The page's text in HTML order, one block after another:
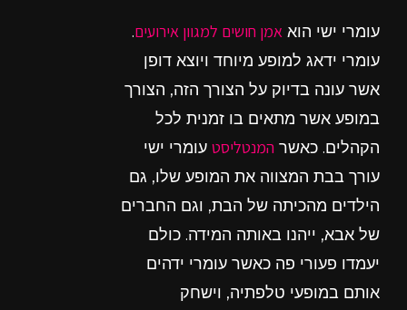
עומרי ישי הוא אמן חושים למגוון אירועים.
עומרי ידאג למופע מיוחד ויוצא דופן
אשר עונה בדיוק על הצורך הזה, הצורך
במופע אשר מתאים בו זמנית לכל
הקהלים. כאשר המנטליסט עומרי ישי
עורך בבת המצווה את המופע שלו, גם
הילדים מהכיתה של הבת, וגם החברים
של אבא, ייהנו באותה המידה. כולם
יעמדו פעורי פה כאשר עומרי ידהים
אותם במופעי טלפתיה, וישחק